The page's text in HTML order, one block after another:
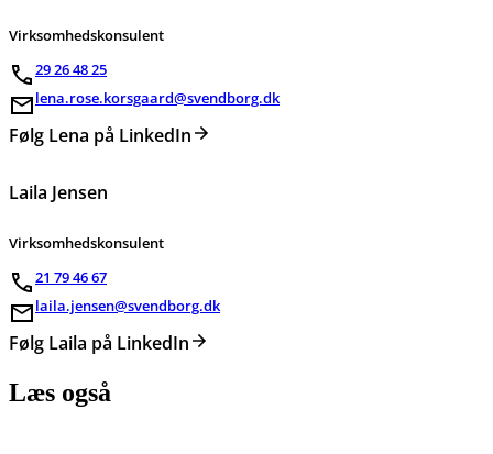
Virksomhedskonsulent
29 26 48 25
lena.rose.korsgaard@svendborg.dk
Følg Lena på LinkedIn
Laila Jensen
Virksomhedskonsulent
21 79 46 67
laila.jensen@svendborg.dk
Følg Laila på LinkedIn
Læs også